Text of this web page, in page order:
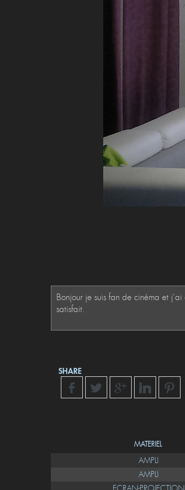
SHARE
MATERIEL
AMPLI
AMPLI